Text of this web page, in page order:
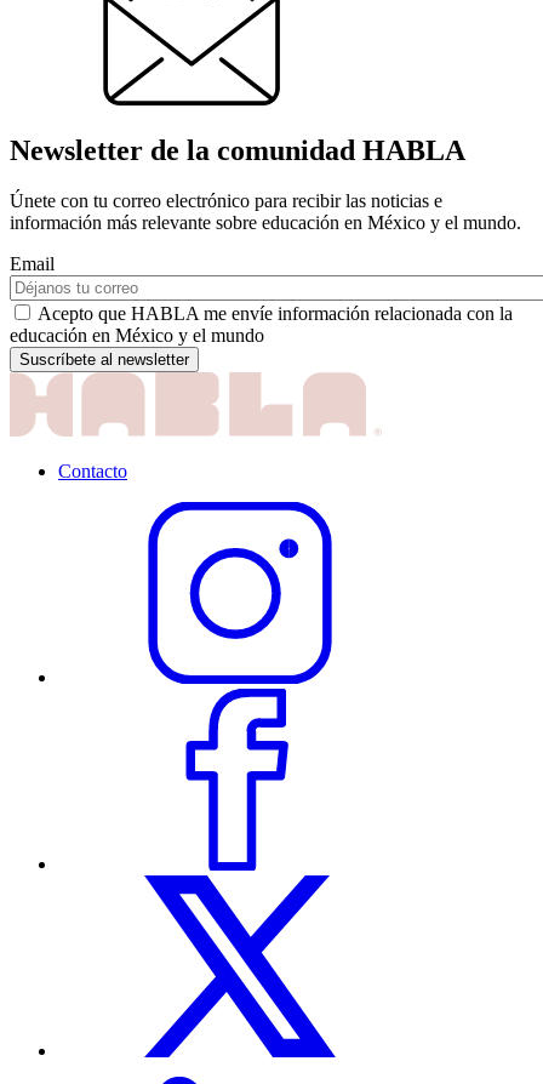
Newsletter de la comunidad HABLA
Únete con tu correo electrónico para recibir las noticias e
información más relevante sobre educación en México y el mundo.
Email
Acepto que HABLA me envíe información relacionada con la
educación en México y el mundo
Contacto